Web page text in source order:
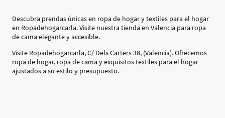
Descubra prendas únicas en ropa de hogar y textiles para el hogar
en Ropadehogarcarla. Visite nuestra tienda en Valencia para ropa
de cama elegante y accesible.
Visite Ropadehogarcarla, C/ Dels Carters 38, (Valencia). Ofrecemos
ropa de hogar, ropa de cama y exquisitos textiles para el hogar
ajustados a su estilo y presupuesto.